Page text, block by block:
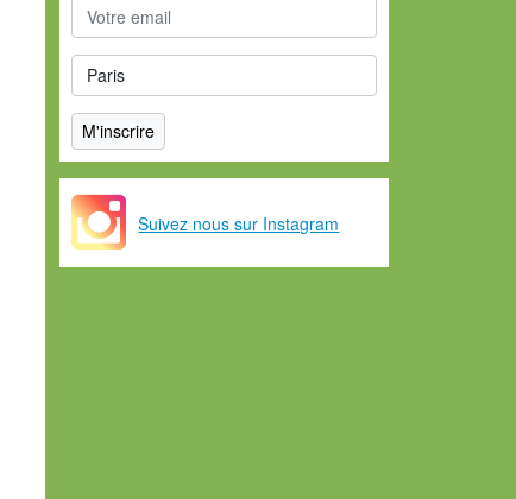
Suivez nous sur Instagram